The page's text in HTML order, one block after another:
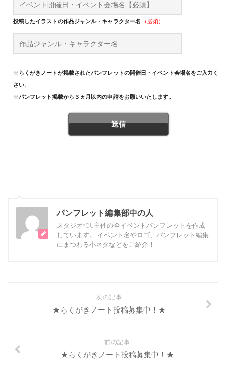
投稿したイラストの作品ジャンル・キャラクター名 （必須）
※ らくがきノートが掲載されたパンフレットの開催日・イベント会場名をご入力くだ
さい。
※パンフレット掲載から３ヵ月以内の申請をお願いいたします。
パンフレット編集部中の人
スタジオYOU主催の全イベントパンフレットを作成
しています。 イベント名やロゴ、パンフレット編集
にまつわる小ネタなどをご紹介！
次の記事
★らくがきノート投稿募集中！★
前の記事
★らくがきノート投稿募集中！★